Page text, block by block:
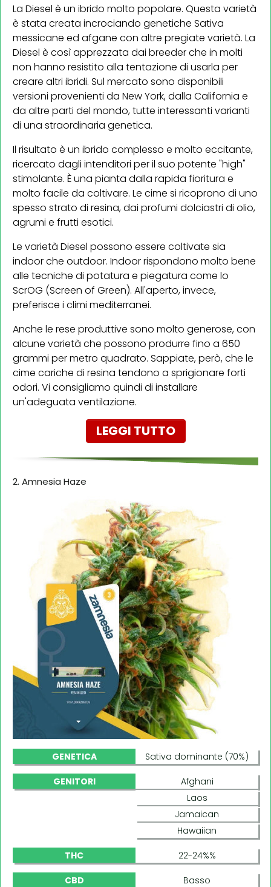
La Diesel è un ibrido molto popolare. Questa varietà
è stata creata incrociando genetiche Sativa
messicane ed afgane con altre pregiate varietà. La
Diesel è così apprezzata dai breeder che in molti
non hanno resistito alla tentazione di usarla per
creare altri ibridi. Sul mercato sono disponibili
versioni provenienti da New York, dalla California e
da altre parti del mondo, tutte interessanti varianti
di una straordinaria genetica.
Il risultato è un ibrido complesso e molto eccitante,
ricercato dagli intenditori per il suo potente "high"
stimolante. È una pianta dalla rapida fioritura e
molto facile da coltivare. Le cime si ricoprono di uno
spesso strato di resina, dai profumi dolciastri di olio,
agrumi e frutti esotici.
Le varietà Diesel possono essere coltivate sia
indoor che outdoor. Indoor rispondono molto bene
alle tecniche di potatura e piegatura come lo
ScrOG (Screen of Green). All'aperto, invece,
preferisce i climi mediterranei.
Anche le rese produttive sono molto generose, con
alcune varietà che possono produrre fino a 650
grammi per metro quadrato. Sappiate, però, che le
cime cariche di resina tendono a sprigionare forti
odori. Vi consigliamo quindi di installare
un'adeguata ventilazione.
LEGGI TUTTO
2. Amnesia Haze
GENETICA Sativa dominante (70%)
GENITORI
Afghani
Laos
Jamaican
Hawaiian
THC 22-24%%
CBD Basso